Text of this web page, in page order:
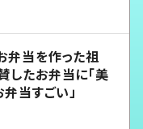
弁当を作った祖
たお弁当に「美
弁当すごい」